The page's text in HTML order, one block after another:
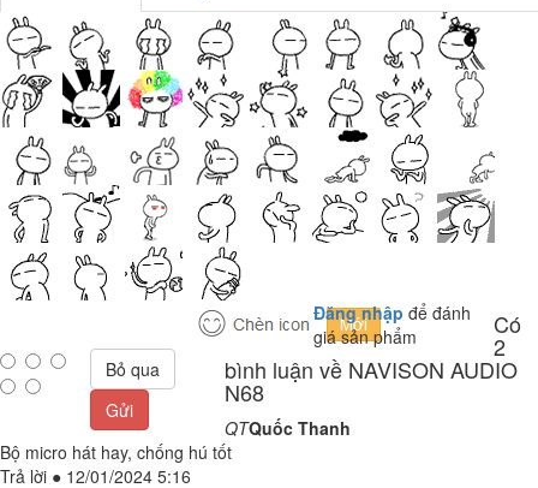
Đăng nhập để đánh
giá sản phẩm
Bỏ qua
Gửi
Có
2
bình luận về NAVISON AUDIO
N68
QTQuốc Thanh
Bộ micro hát hay, chống hú tốt
Trả lời ● 12/01/2024 5:16